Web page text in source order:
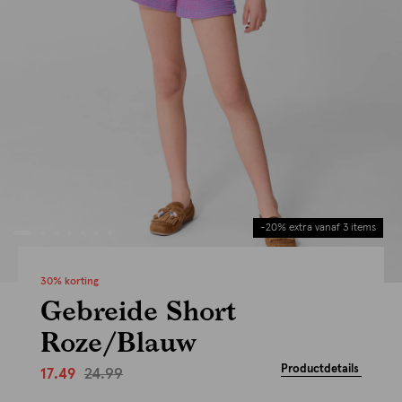
-20% extra vanaf 3 items
30% korting
Gebreide Short
Roze/Blauw
17.49 24.99 Productdetails